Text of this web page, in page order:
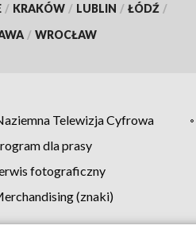
/ KRAKÓW / LUBLIN / ŁÓDŹ /
/ WROCŁAW
Telewizja Cyfrowa
dla prasy
fotograficzny
(znaki)